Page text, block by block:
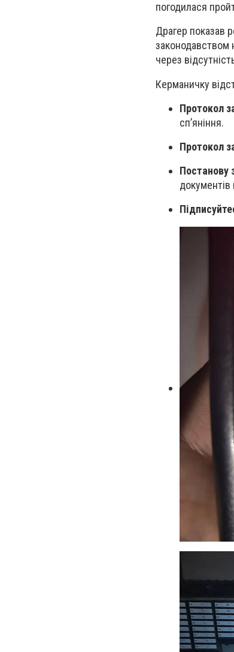
погодилася
Драгер показав
законодавством
через
Керманичку
Протокол
сп’яніння.
Протокол
Постанову
документів